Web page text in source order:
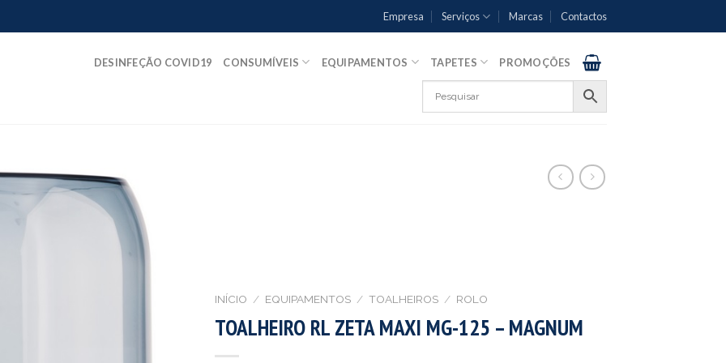
Empresa Serviços Marcas Contactos
DESINFEÇÃO COVID19 CONSUMÍVEIS EQUIPAMENTOS TAPETES PROMOÇÕES
INÍCIO / EQUIPAMENTOS / TOALHEIROS / ROLO
TOALHEIRO RL ZETA MAXI MG-125 – MAGNUM